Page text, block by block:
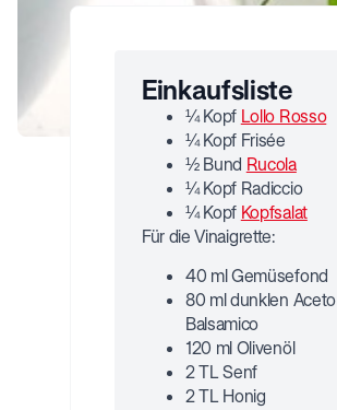
Einkaufsliste
¼ Kopf Lollo Rosso
¼ Kopf Frisée
½ Bund Rucola
¼ Kopf Radiccio
¼ Kopf Kopfsalat
Für die Vinaigrette:
40 ml Gemüsefond
80 ml dunklen Aceto
Balsamico
120 ml Olivenöl
2 TL Senf
2 TL Honig